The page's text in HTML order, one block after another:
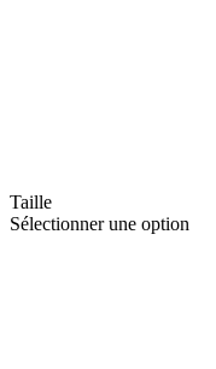
Taille
Sélectionner une option